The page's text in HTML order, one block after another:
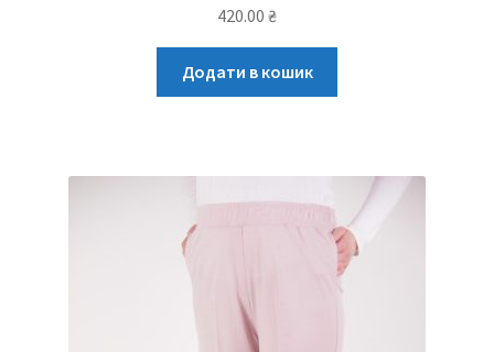
420.00 ₴
Додати в кошик